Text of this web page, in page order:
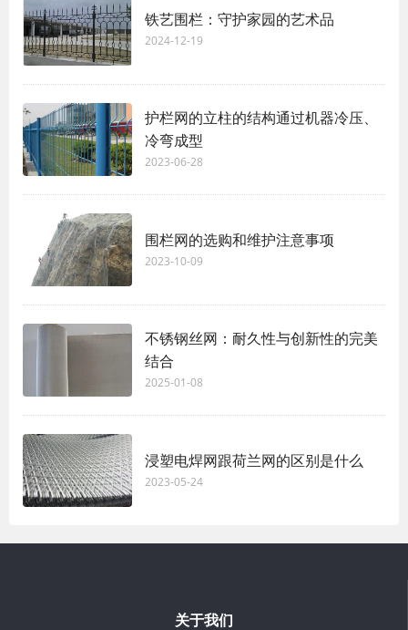
铁艺围栏：守护家园的艺术品
2024-12-19
护栏网的立柱的结构通过机器冷压、
冷弯成型
2023-06-28
围栏网的选购和维护注意事项
2023-10-09
不锈钢丝网：耐久性与创新性的完美
结合
2025-01-08
浸塑电焊网跟荷兰网的区别是什么
2023-05-24
关于我们